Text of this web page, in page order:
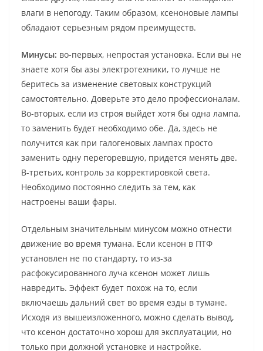
влаги в непогоду. Таким образом, ксеноновые лампы
обладают серьезным рядом преимуществ.
Минусы: во-первых, непростая установка. Если вы не
знаете хотя бы азы электротехники, то лучше не
беритесь за изменение световых конструкций
самостоятельно. Доверьте это дело профессионалам.
Во-вторых, если из строя выйдет хотя бы одна лампа,
то заменить будет необходимо обе. Да, здесь не
получится как при галогеновых лампах просто
заменить одну перегоревшую, придется менять две.
В-третьих, контроль за корректировкой света.
Необходимо постоянно следить за тем, как
настроены ваши фары.
Отдельным значительным минусом можно отнести
движение во время тумана. Если ксенон в ПТФ
установлен не по стандарту, то из-за
расфокусированного луча ксенон может лишь
навредить. Эффект будет похож на то, если
включаешь дальний свет во время езды в тумане.
Исходя из вышеизложенного, можно сделать вывод,
что ксенон достаточно хорош для эксплуатации, но
только при должной установке и настройке.